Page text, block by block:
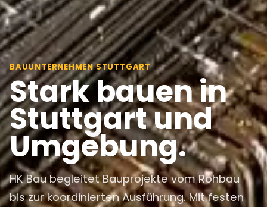
BAUUNTERNEHMEN STUTTGART
Stark bauen in
Stuttgart und
Umgebung.
HK Bau begleitet Bauprojekte vom Rohbau
bis zur koordinierten Ausführung. Mit festen